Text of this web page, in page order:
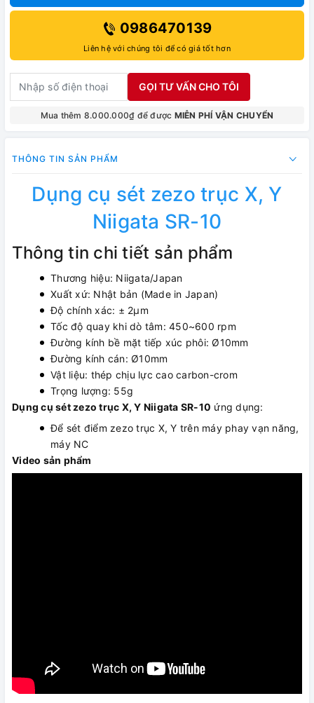
0986470139
Liên hệ với chúng tôi để có giá tốt hơn
GỌI TƯ VẤN CHO TÔI
Mua thêm 8.000.000₫ để được MIỄN PHÍ VẬN CHUYỂN
THÔNG TIN SẢN PHẨM
Dụng cụ sét zezo trục X, Y
Niigata SR-10
Thông tin chi tiết sản phẩm
Thương hiệu: Niigata/Japan
Xuất xứ: Nhật bản (Made in Japan)
Độ chính xác: ± 2µm
Tốc độ quay khi dò tâm: 450~600 rpm
Đường kính bề mặt tiếp xúc phôi: Ø10mm
Đường kính cán: Ø10mm
Vật liệu: thép chịu lực cao carbon-crom
Trọng lượng: 55g
Dụng cụ sét zezo trục X, Y Niigata SR-10 ứng dụng:
Để sét điểm zezo trục X, Y trên máy phay vạn năng,
máy NC
Video sản phẩm